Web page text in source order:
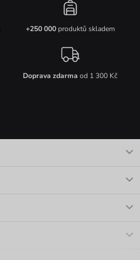
+250 000produktů skladem
Doprava zdarma od 1 300 Kč